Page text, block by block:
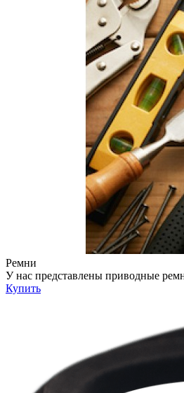
Ремни
У нас представлены приводные
Купить